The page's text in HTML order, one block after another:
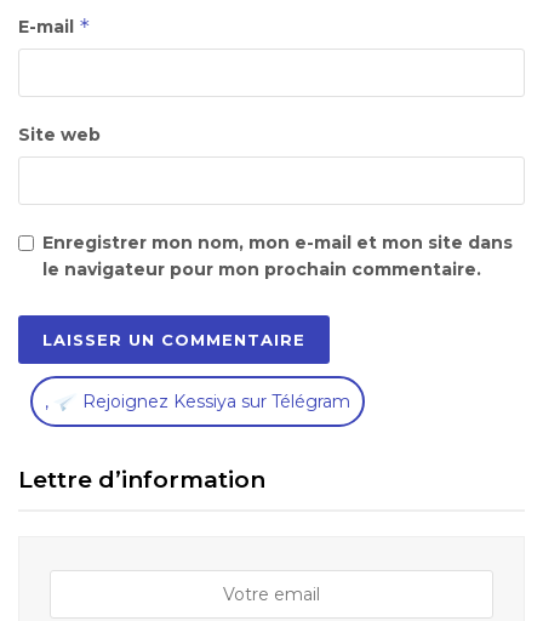
E-mail *
Site web
Enregistrer mon nom, mon e-mail et mon site dans
le navigateur pour mon prochain commentaire.
, Rejoignez Kessiya sur Télégram
Lettre d’information